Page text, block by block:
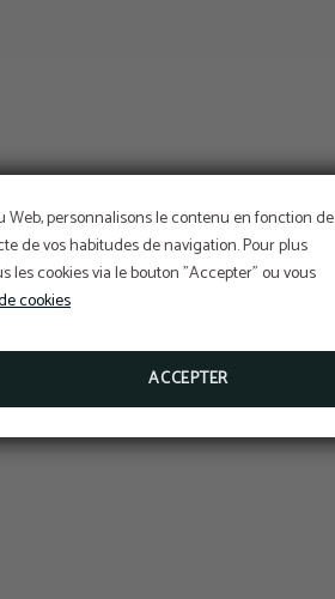
personnalisons le contenu en fonction de
de vos habitudes de navigation. Pour plus
les cookies via le bouton "Accepter" ou vous
cookies
ACCEPTER